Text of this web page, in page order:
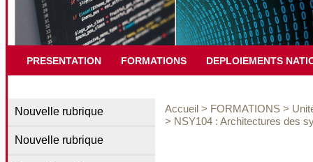
PRESENTATION FORMATIONS DEPLOIEMENTS
Nouvelle rubrique
Nouvelle rubrique
Accueil > FORMATIONS >
> NSY104 : Architectures des